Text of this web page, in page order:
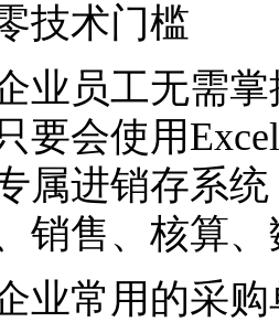
术门槛
工无需掌握
要会使用
属进销存系
销售、核算
用的采购单